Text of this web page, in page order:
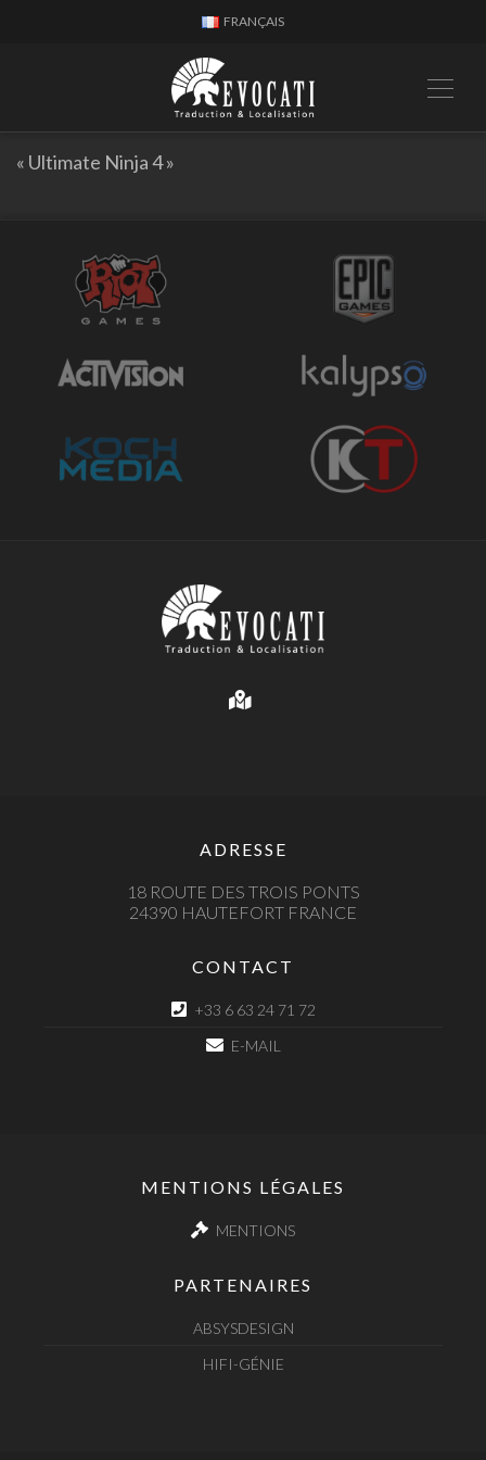
FRANÇAIS
« Ultimate Ninja 4 »
ADRESSE
18 ROUTE DES TROIS PONTS
24390 HAUTEFORT FRANCE
CONTACT
+33 6 63 24 71 72
E-MAIL
MENTIONS LÉGALES
MENTIONS
PARTENAIRES
ABSYSDESIGN
HIFI-GÉNIE